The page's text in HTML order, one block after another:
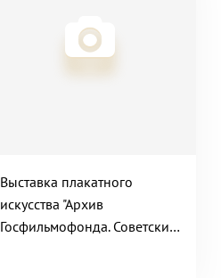
Выставка плакатного
искусства "Архив
Госфильмофонда. Советский